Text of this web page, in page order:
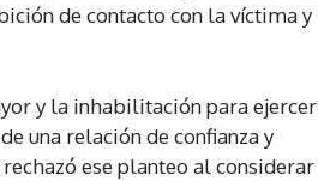
de contacto con la víctima y
y la inhabilitación para ejercer
una relación de confianza y
ese planteo al considerar